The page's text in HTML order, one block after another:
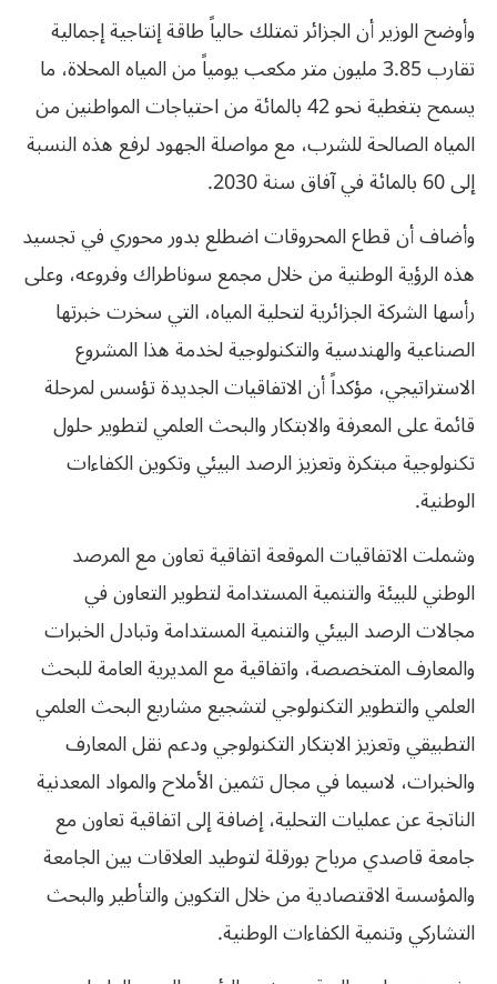
وأوضح الوزير أن الجزائر تمتلك حالياً طاقة إنتاجية إجمالية
تقارب 3.85 مليون متر مكعب يومياً من المياه المحلاة، ما
يسمح بتغطية نحو 42 بالمائة من احتياجات المواطنين من
المياه الصالحة للشرب، مع مواصلة الجهود لرفع هذه النسبة
إلى 60 بالمائة في آفاق سنة 2030.
وأضاف أن قطاع المحروقات اضطلع بدور محوري في تجسيد
هذه الرؤية الوطنية من خلال مجمع سوناطراك وفروعه، وعلى
رأسها الشركة الجزائرية لتحلية المياه، التي سخرت خبرتها
الصناعية والهندسية والتكنولوجية لخدمة هذا المشروع
الاستراتيجي، مؤكداً أن الاتفاقيات الجديدة تؤسس لمرحلة
قائمة على المعرفة والابتكار والبحث العلمي لتطوير حلول
تكنولوجية مبتكرة وتعزيز الرصد البيئي وتكوين الكفاءات
الوطنية.
وشملت الاتفاقيات الموقعة اتفاقية تعاون مع المرصد
الوطني للبيئة والتنمية المستدامة لتطوير التعاون في
مجالات الرصد البيئي والتنمية المستدامة وتبادل الخبرات
والمعارف المتخصصة، واتفاقية مع المديرية العامة للبحث
العلمي والتطوير التكنولوجي لتشجيع مشاريع البحث العلمي
التطبيقي وتعزيز الابتكار التكنولوجي ودعم نقل المعارف
والخبرات، لاسيما في مجال تثمين الأملاح والمواد المعدنية
الناتجة عن عمليات التحلية، إضافة إلى اتفاقية تعاون مع
جامعة قاصدي مرباح بورقلة لتوطيد العلاقات بين الجامعة
والمؤسسة الاقتصادية من خلال التكوين والتأطير والبحث
التشاركي وتنمية الكفاءات الوطنية.